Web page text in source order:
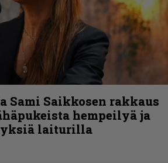
Sami Saikkosen rakkaus
hempeilyä ja
laiturilla